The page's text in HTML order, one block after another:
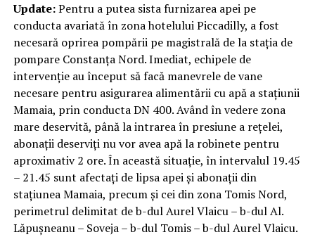
Update:Pentru a putea sista furnizarea apei pe
conducta avariată în zona hotelului Piccadilly, a fost
necesară oprirea pompării pe magistrală de la stația de
pompare Constanța Nord. Imediat, echipele de
intervenție au început să facă manevrele de vane
necesare pentru asigurarea alimentării cu apă a stațiunii
Mamaia, prin conducta DN 400. Având în vedere zona
mare deservită, până la intrarea în presiune a rețelei,
abonații deserviți nu vor avea apă la robinete pentru
aproximativ 2 ore. În această situație, în intervalul 19.45
– 21.45 sunt afectați de lipsa apei și abonații din
stațiunea Mamaia, precum și cei din zona Tomis Nord,
perimetrul delimitat de b-dul Aurel Vlaicu – b-dul Al.
Lăpușneanu – Soveja – b-dul Tomis – b-dul Aurel Vlaicu.